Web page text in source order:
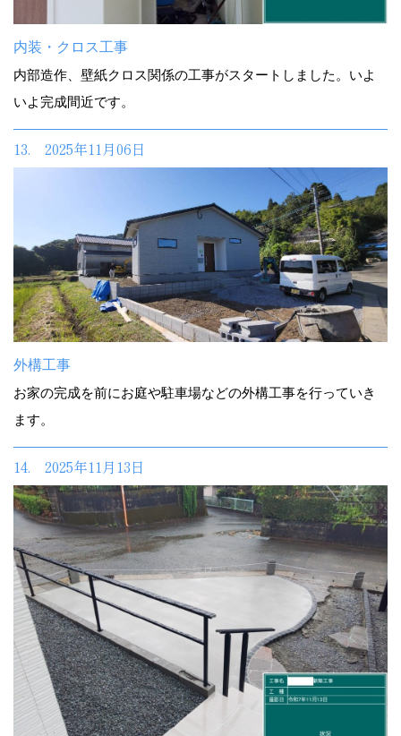
内装・クロス工事
内部造作、壁紙クロス関係の工事がスタートしました。いよ
いよ完成間近です。
13. 2025年11月06日
外構工事
お家の完成を前にお庭や駐車場などの外構工事を行っていき
ます。
14. 2025年11月13日